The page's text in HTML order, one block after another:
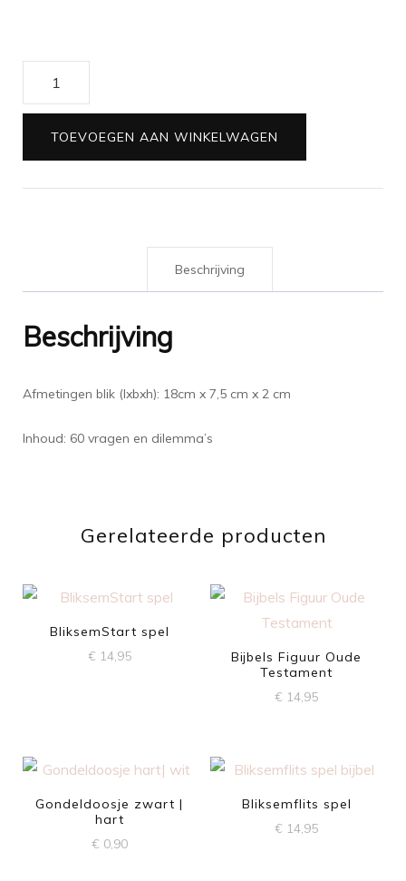
TOEVOEGEN AAN WINKELWAGEN
Beschrijving
Beschrijving
Afmetingen blik (lxbxh): 18cm x 7,5 cm x 2 cm
Inhoud: 60 vragen en dilemma’s
Gerelateerde producten
BliksemStart spel
€ 14,95
Bijbels Figuur Oude
Testament
€ 14,95
Gondeldoosje zwart |
hart
€ 0,90
Bliksemflits spel
€ 14,95